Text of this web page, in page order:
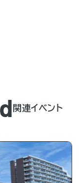
関連イベント